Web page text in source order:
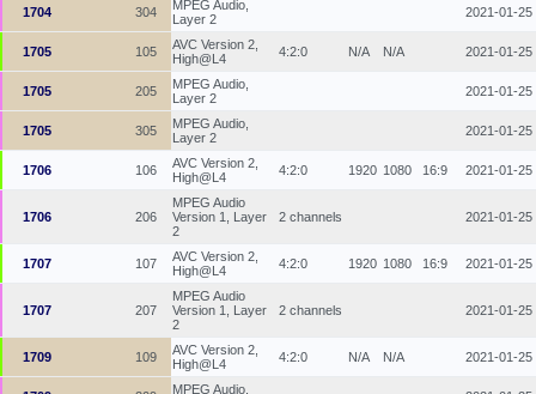
1704 304
MPEG Audio,
Layer 2
2021-01-25
1705 105
AVC Version 2,
High@L4
4:2:0 N/A N/A 2021-01-25
1705 205
MPEG Audio,
Layer 2
2021-01-25
1705 305
MPEG Audio,
Layer 2
2021-01-25
1706 106
AVC Version 2,
High@L4
4:2:0 1920 1080 16:9 2021-01-25
1706 206
MPEG Audio
Version 1, Layer
2
2 channels 2021-01-25
1707 107
AVC Version 2,
High@L4
4:2:0 1920 1080 16:9 2021-01-25
1707 207
MPEG Audio
Version 1, Layer
2
2 channels 2021-01-25
1709 109
AVC Version 2,
High@L4
4:2:0 N/A N/A 2021-01-25
MPEG Audio,